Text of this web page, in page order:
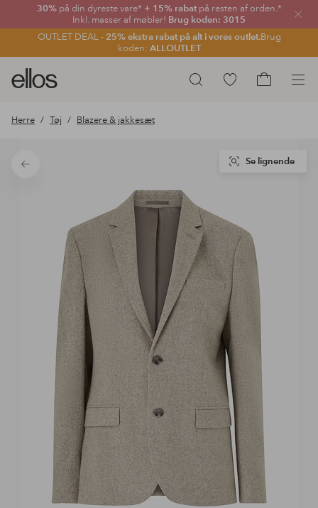
30% på din dyreste vare* + 15% rabatpå resten af orden.*
Inkl. masser af møbler! Brug koden: 3015
OUTLET DEAL - 25% ekstra rabat på alt i vores outlet.Brug
koden: ALLOUTLET
Luk
Søg
Ellos
logo
gå
forsiden
Gå
Herre Tøj Blazere & jakkesæt
Tilbage
Se lignende